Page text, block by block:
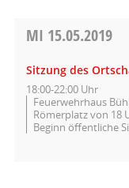
MI 15.05.2019
Sitzung des
18:00-22:00 Uhr
Feuerwehrhaus
Römerplatz von 18
Beginn öffentliche